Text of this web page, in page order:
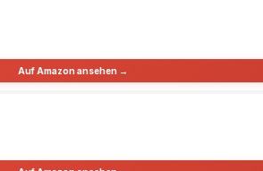
Auf Amazon ansehen →